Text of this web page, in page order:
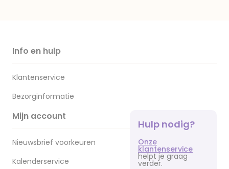
Info en hulp
Klantenservice
Bezorginformatie
Mijn account
Nieuwsbrief voorkeuren
Kalenderservice
Hulp nodig?
Onze
klantenservice
helpt je graag
verder.